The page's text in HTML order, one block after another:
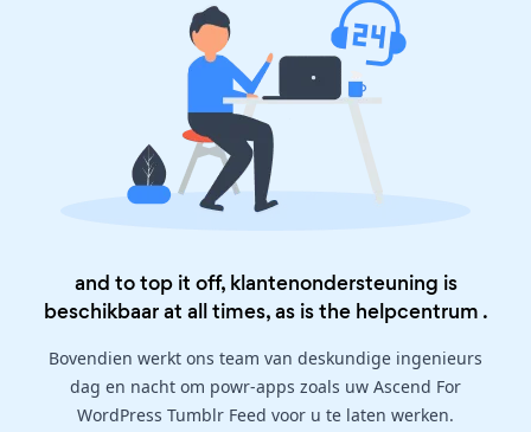
and to top it off, klantenondersteuning is
beschikbaar at all times, as is the helpcentrum .
Bovendien werkt ons team van deskundige ingenieurs
dag en nacht om powr-apps zoals uw Ascend For
WordPress Tumblr Feed voor u te laten werken.